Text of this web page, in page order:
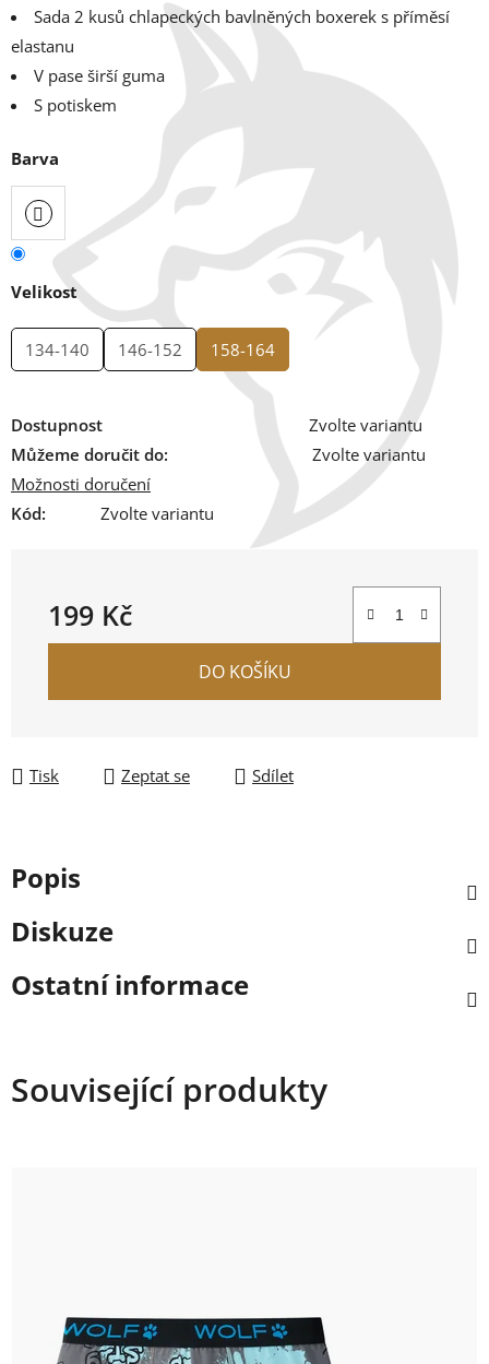
Sada 2 kusů chlapeckých bavlněných boxerek s příměsí
elastanu
V pase širší guma
S potiskem
Barva
Velikost
134-140 146-152 158-164
Dostupnost
Zvolte variantu
Můžeme doručit do:
Zvolte variantu
Možnosti doručení
Kód:
Zvolte variantu
199 Kč
Měrná cena:
DO KOŠÍKU
Tisk Zeptat se Sdílet
Popis
Diskuze
Ostatní informace
Související produkty